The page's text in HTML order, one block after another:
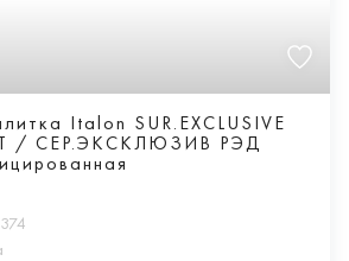
Italon SUR.EXCLUSIVE
/ СЕР.ЭКСКЛЮЗИВ РЭД